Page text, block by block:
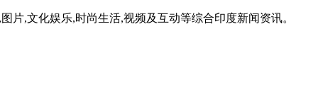
片,文化娱乐,时尚生活,视频及互动等综合印度新闻资讯。